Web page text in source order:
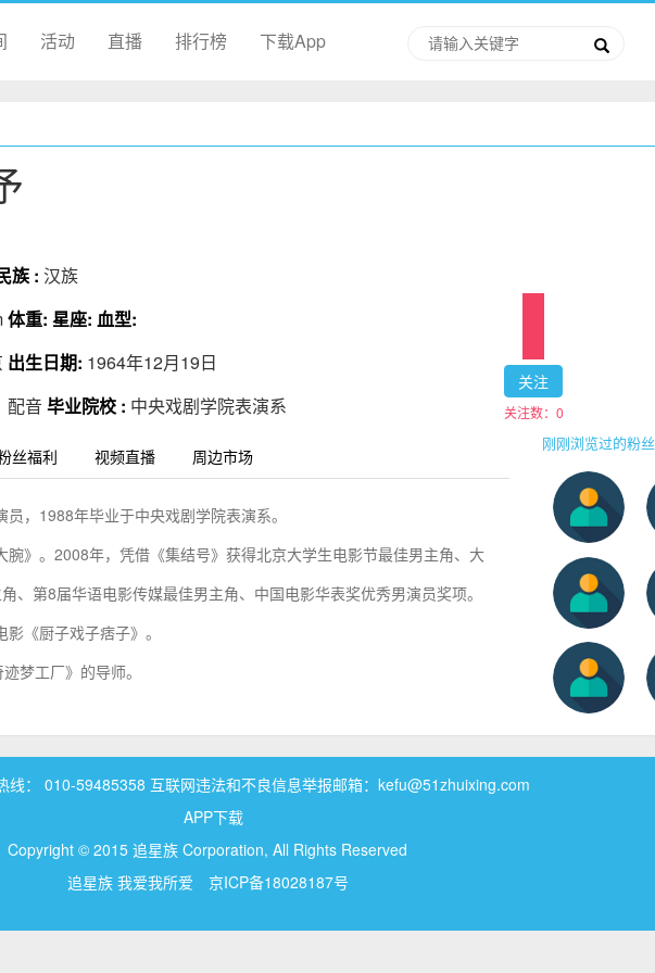
活动 直播 排行榜 下载App
族 : 汉族
体重: 星座: 血型:
出生日期: 1964年12月19日
配音毕业院校 : 中央戏剧学院表演系
关注
关注数： 0
丝福利 视频直播 周边市场
，1988年毕业于中央戏剧学院表演系。
》。2008年，凭借《集结号》获得北京大学生电影节最佳男主角、大
第8届华语电影传媒最佳男主角、中国电影华表奖优秀男演员奖项。
《厨子戏子痞子》。
梦工厂》的导师。
刚刚浏览过的粉丝
线： 010-59485358 互联网违法和不良信息举报邮箱：kefu@51zhuixing.com
APP下载
Copyright © 2015 追星族 Corporation, All Rights Reserved
追星族 我爱我所爱
京ICP备18028187号